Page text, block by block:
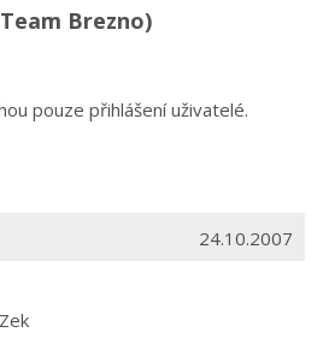
Brezno)
pouze přihlášení uživatelé.
24.10.2007